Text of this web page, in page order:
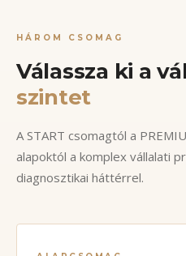
HÁROM CSOMAG
Válassza ki a
szintet
A START csomagtól a
alapoktól a komplex vállalati
diagnosztikai háttérrel.